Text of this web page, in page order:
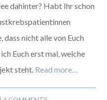
dahinter? Habt Ihr schon
dass nicht alle von Euch
Euch erst mal, welche
steht. Read more…